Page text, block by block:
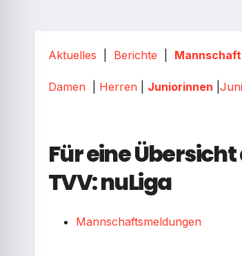
Aktuelles Berichte
Damen Herren Juniorinnen
Für eine
TVV:nuLiga
Mannschaftsmeldungen